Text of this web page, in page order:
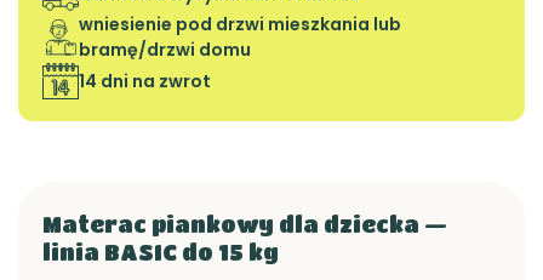
wniesienie pod drzwi mieszkania lub
bramę/drzwi domu
14 dni na zwrot
Materac piankowy dla dziecka —
linia BASIC do 15 kg